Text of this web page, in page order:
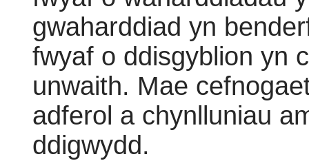
gwaharddiad yn
fwyaf o ddisgyblion yn
unwaith. Mae
adferol a chynlluniau
ddigwydd.